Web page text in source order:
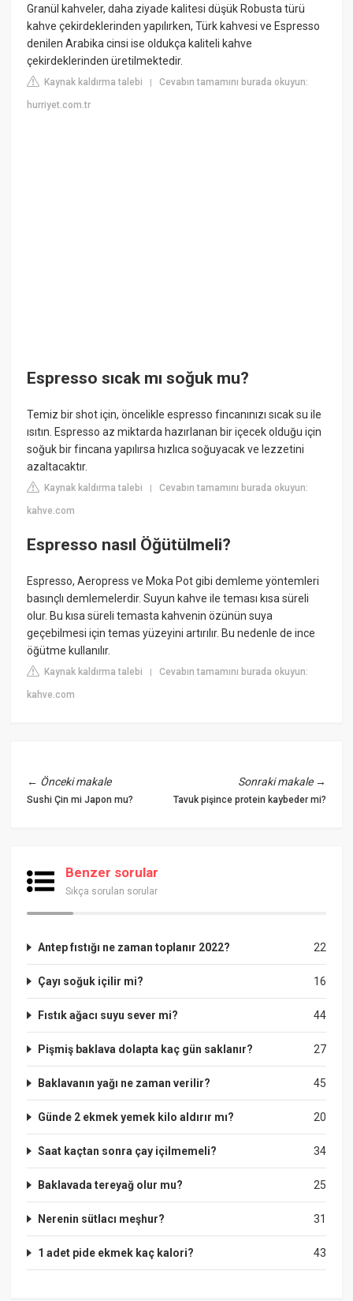
Granül kahveler, daha ziyade kalitesi düşük Robusta türü
kahve çekirdeklerinden yapılırken, Türk kahvesi ve Espresso
denilen Arabika cinsi ise oldukça kaliteli kahve
çekirdeklerinden üretilmektedir.
Kaynak kaldırma talebi |Cevabın tamamını burada okuyun:
hurriyet.com.tr
Espresso sıcak mı soğuk mu?
Temiz bir shot için, öncelikle espresso fincanınızı sıcak su ile
ısıtın. Espresso az miktarda hazırlanan bir içecek olduğu için
soğuk bir fincana yapılırsa hızlıca soğuyacak ve lezzetini
azaltacaktır.
Kaynak kaldırma talebi |Cevabın tamamını burada okuyun:
kahve.com
Espresso nasıl Öğütülmeli?
Espresso, Aeropress ve Moka Pot gibi demleme yöntemleri
basınçlı demlemelerdir. Suyun kahve ile teması kısa süreli
olur. Bu kısa süreli temasta kahvenin özünün suya
geçebilmesi için temas yüzeyini artırılır. Bu nedenle de ince
öğütme kullanılır.
Kaynak kaldırma talebi |Cevabın tamamını burada okuyun:
kahve.com
← Önceki makale
Sushi Çin mi Japon mu?
Sonraki makale→
Tavuk pişince protein kaybeder mi?
Benzer sorular
Sıkça sorulan sorular
22
Antep fıstığı ne zaman toplanır 2022?
16
Çayı soğuk içilir mi?
44
Fıstık ağacı suyu sever mi?
27
Pişmiş baklava dolapta kaç gün saklanır?
45
Baklavanın yağı ne zaman verilir?
20
Günde 2 ekmek yemek kilo aldırır mı?
34
Saat kaçtan sonra çay içilmemeli?
25
Baklavada tereyağ olur mu?
31
Nerenin sütlacı meşhur?
43
1 adet pide ekmek kaç kalori?